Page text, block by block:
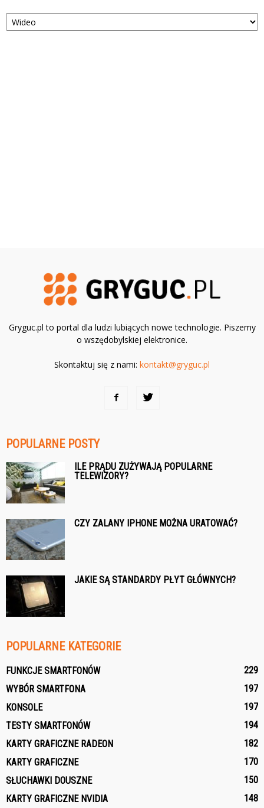
Kategorie
Gryguc.pl to portal dla ludzi lubiących nowe technologie. Piszemy
o wszędobylskiej elektronice.
Skontaktuj się z nami: kontakt@gryguc.pl
POPULARNE POSTY
ILE PRĄDU ZUŻYWAJĄ POPULARNE
TELEWIZORY?
CZY ZALANY IPHONE MOŻNA URATOWAĆ?
JAKIE SĄ STANDARDY PŁYT GŁÓWNYCH?
POPULARNE KATEGORIE
FUNKCJE SMARTFONÓW
229
WYBÓR SMARTFONA
197
KONSOLE
197
TESTY SMARTFONÓW
194
KARTY GRAFICZNE RADEON
182
KARTY GRAFICZNE
170
SŁUCHAWKI DOUSZNE
150
KARTY GRAFICZNE NVIDIA
148